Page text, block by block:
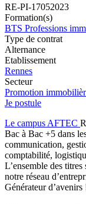
RE-PI-17052023
Formation(s)
BTS Professions
Type de contrat
Alternance
Etablissement
Rennes
Secteur
Promotion
Je postule
Le campus AFTEC
Bac à Bac +5 dans
communication,
comptabilité,
L’ensemble des
notre réseau
Générateur d’avenirs